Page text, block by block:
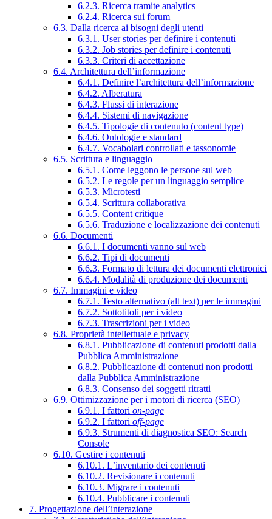
6.2.3. Ricerca tramite analytics
6.2.4. Ricerca sui forum
6.3. Dalla ricerca ai bisogni degli utenti
6.3.1. User stories per definire i contenuti
6.3.2. Job stories per definire i contenuti
6.3.3. Criteri di accettazione
6.4. Architettura dell’informazione
6.4.1. Definire l’architettura dell’informazione
6.4.2. Alberatura
6.4.3. Flussi di interazione
6.4.4. Sistemi di navigazione
6.4.5. Tipologie di contenuto (content type)
6.4.6. Ontologie e standard
6.4.7. Vocabolari controllati e tassonomie
6.5. Scrittura e linguaggio
6.5.1. Come leggono le persone sul web
6.5.2. Le regole per un linguaggio semplice
6.5.3. Microtesti
6.5.4. Scrittura collaborativa
6.5.5. Content critique
6.5.6. Traduzione e localizzazione dei contenuti
6.6. Documenti
6.6.1. I documenti vanno sul web
6.6.2. Tipi di documenti
6.6.3. Formato di lettura dei documenti elettronici
6.6.4. Modalità di produzione dei documenti
6.7. Immagini e video
6.7.1. Testo alternativo (alt text) per le immagini
6.7.2. Sottotitoli per i video
6.7.3. Trascrizioni per i video
6.8. Proprietà intellettuale e privacy
6.8.1. Pubblicazione di contenuti prodotti dalla
Pubblica Amministrazione
6.8.2. Pubblicazione di contenuti non prodotti
dalla Pubblica Amministrazione
6.8.3. Consenso dei soggetti ritratti
6.9. Ottimizzazione per i motori di ricerca (SEO)
6.9.1. I fattori on-page
6.9.2. I fattori off-page
6.9.3. Strumenti di diagnostica SEO: Search
Console
6.10. Gestire i contenuti
6.10.1. L’inventario dei contenuti
6.10.2. Revisionare i contenuti
6.10.3. Migrare i contenuti
6.10.4. Pubblicare i contenuti
7. Progettazione dell’interazione